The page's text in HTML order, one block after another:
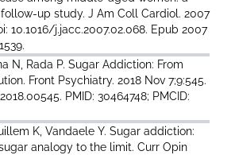
up study. J Am Coll Cardiol. 2007
10.1016/j.jacc.2007.02.068. Epub 2007
N, Rada P. Sugar Addiction: From
Front Psychiatry. 2018 Nov 7;9:545.
PMID: 30464748; PMCID:
K, Vandaele Y. Sugar addiction:
analogy to the limit. Curr Opin